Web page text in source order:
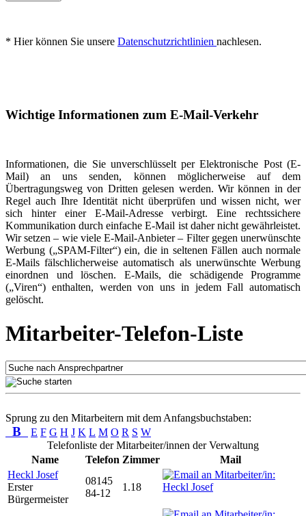
* Hier können Sie unsere Datenschutzrichtlinien nachlesen.
Wichtige Informationen zum E-Mail-Verkehr
Informationen, die Sie unverschlüsselt per Elektronische Post (E-
Mail) an uns senden, können möglicherweise auf dem
Übertragungsweg von Dritten gelesen werden. Wir können in der
Regel auch Ihre Identität nicht überprüfen und wissen nicht, wer
sich hinter einer E-Mail-Adresse verbirgt. Eine rechtssichere
Kommunikation durch einfache E-Mail ist daher nicht gewährleistet.
Wir setzen – wie viele E-Mail-Anbieter – Filter gegen unerwünschte
Werbung („SPAM-Filter“) ein, die in seltenen Fällen auch normale
E-Mails fälschlicherweise automatisch als unerwünschte Werbung
einordnen und löschen. E-Mails, die schädigende Programme
(„Viren“) enthalten, werden von uns in jedem Fall automatisch
gelöscht.
Mitarbeiter-Telefon-Liste
Sprung zu den Mitarbeitern mit dem Anfangsbuchstaben:
B E F G H J K L M O R S W
Telefonliste der Mitarbeiter/innen der Verwaltung
Name
Telefon Zimmer
Mail
Heckl Josef
Erster
Bürgermeister
08145
84-12
1.18